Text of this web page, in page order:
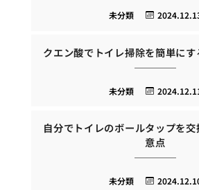
未分類
クエン酸でトイレ掃除を簡単に
未分類
自分でトイレのボールタップを
意点
未分類